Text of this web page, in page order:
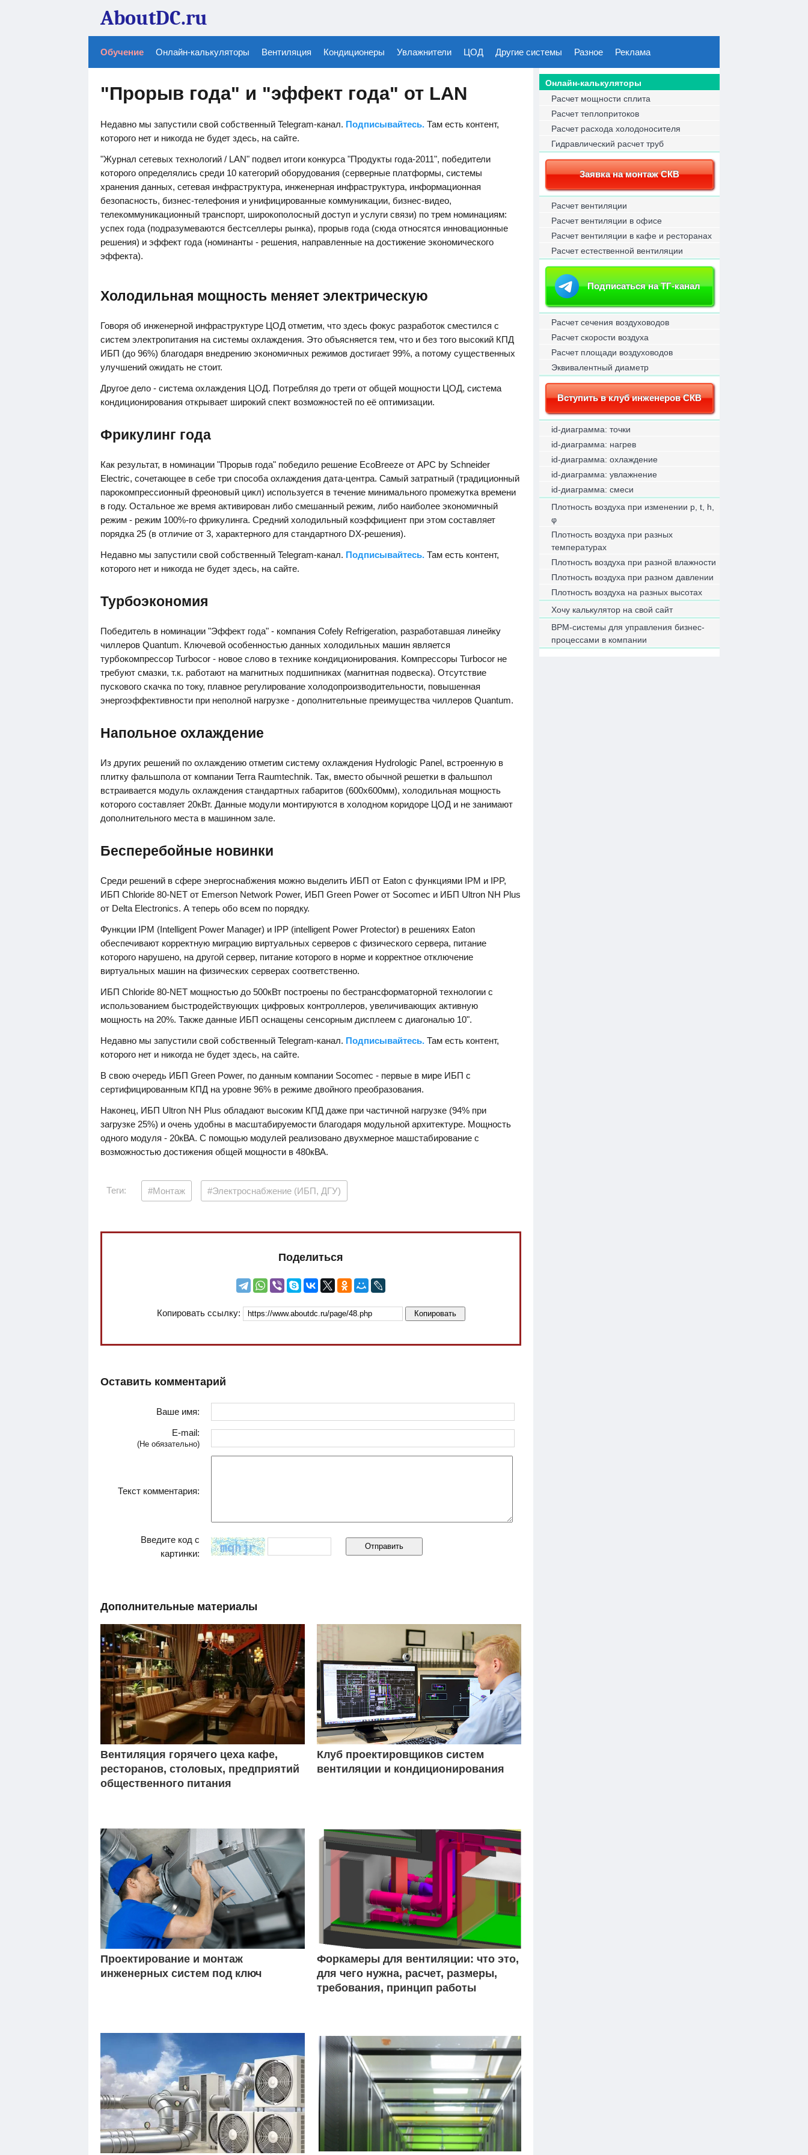
AboutDC.ru
Обучение Онлайн-калькуляторы Вентиляция Кондиционеры Увлажнители ЦОД Другие системы Разное Реклама
"Прорыв года" и "эффект года" от LAN
Недавно мы запустили свой собственный Telegram-канал. Подписывайтесь. Там есть контент,
которого нет и никогда не будет здесь, на сайте.
"Журнал сетевых технологий / LAN" подвел итоги конкурса "Продукты года-2011", победители
которого определялись среди 10 категорий оборудования (серверные платформы, системы
хранения данных, сетевая инфраструктура, инженерная инфраструктура, информационная
безопасность, бизнес-телефония и унифицированные коммуникации, бизнес-видео,
телекоммуникационный транспорт, широкополосный доступ и услуги связи) по трем номинациям:
успех года (подразумеваются бестселлеры рынка), прорыв года (сюда относятся инновационные
решения) и эффект года (номинанты - решения, направленные на достижение экономического
эффекта).
Холодильная мощность меняет электрическую
Говоря об инженерной инфраструктуре ЦОД отметим, что здесь фокус разработок сместился с
систем электропитания на системы охлаждения. Это объясняется тем, что и без того высокий КПД
ИБП (до 96%) благодаря внедрению экономичных режимов достигает 99%, а потому существенных
улучшений ожидать не стоит.
Другое дело - система охлаждения ЦОД. Потребляя до трети от общей мощности ЦОД, система
кондиционирования открывает широкий спект возможностей по её оптимизации.
Фрикулинг года
Как результат, в номинации "Прорыв года" победило решение EcoBreeze от APC by Schneider
Electric, сочетающее в себе три способа охлаждения дата-центра. Самый затратный (традиционный
парокомпрессионный фреоновый цикл) используется в течение минимального промежутка времени
в году. Остальное же время активирован либо смешанный режим, либо наиболее экономичный
режим - режим 100%-го фрикулинга. Средний холодильный коэффициент при этом составляет
порядка 25 (в отличие от 3, характерного для стандартного DX-решения).
Недавно мы запустили свой собственный Telegram-канал. Подписывайтесь. Там есть контент,
которого нет и никогда не будет здесь, на сайте.
Турбоэкономия
Победитель в номинации "Эффект года" - компания Cofely Refrigeration, разработавшая линейку
чиллеров Quantum. Ключевой особенностью данных холодильных машин является
турбокомпрессор Turbocor - новое слово в технике кондиционирования. Компрессоры Turbocor не
требуют смазки, т.к. работают на магнитных подшипниках (магнитная подвеска). Отсутствие
пускового скачка по току, плавное регулирование холодопроизводительности, повышенная
энергоэффективности при неполной нагрузке - дополнительные преимущества чиллеров Quantum.
Напольное охлаждение
Из других решений по охлаждению отметим систему охлаждения Hydrologic Panel, встроенную в
плитку фальшпола от компании Terra Raumtechnik. Так, вместо обычной решетки в фальшпол
встраивается модуль охлаждения стандартных габаритов (600х600мм), холодильная мощность
которого составляет 20кВт. Данные модули монтируются в холодном коридоре ЦОД и не занимают
дополнительного места в машинном зале.
Бесперебойные новинки
Среди решений в сфере энергоснабжения можно выделить ИБП от Eaton с функциями IPM и IPP,
ИБП Chloride 80-NET от Emerson Network Power, ИБП Green Power от Socomec и ИБП Ultron NH Plus
от Delta Electronics. А теперь обо всем по порядку.
Функции IPM (Intelligent Power Manager) и IPP (intelligent Power Protector) в решениях Eaton
обеспечивают корректную миграцию виртуальных серверов с физического сервера, питание
которого нарушено, на другой сервер, питание которого в норме и корректное отключение
виртуальных машин на физических серверах соответственно.
ИБП Chloride 80-NET мощностью до 500кВт построены по бестрансформаторной технологии с
использованием быстродействующих цифровых контроллеров, увеличивающих активную
мощность на 20%. Также данные ИБП оснащены сенсорным дисплеем с диагональю 10".
Недавно мы запустили свой собственный Telegram-канал. Подписывайтесь. Там есть контент,
которого нет и никогда не будет здесь, на сайте.
В свою очередь ИБП Green Power, по данным компании Socomec - первые в мире ИБП с
сертифицированным КПД на уровне 96% в режиме двойного преобразования.
Наконец, ИБП Ultron NH Plus обладают высоким КПД даже при частичной нагрузке (94% при
загрузке 25%) и очень удобны в масштабируемости благодаря модульной архитектуре. Мощность
одного модуля - 20кВА. С помощью модулей реализовано двухмерное машстабирование с
возможностью достижения общей мощности в 480кВА.
Теги: #Монтаж #Электроснабжение (ИБП, ДГУ)
Поделиться
Копировать ссылку: Копировать
Оставить комментарий
Ваше имя:
E-mail:
(Не обязательно)
Текст комментария:
Введите код с
картинки:
Дополнительные материалы
Вентиляция горячего цеха кафе,
ресторанов, столовых, предприятий
общественного питания
Клуб проектировщиков систем
вентиляции и кондиционирования
Проектирование и монтаж
инженерных систем под ключ
Форкамеры для вентиляции: что это,
для чего нужна, расчет, размеры,
требования, принцип работы
Онлайн-калькуляторы
Расчет мощности сплита
Расчет теплопритоков
Расчет расхода холодоносителя
Гидравлический расчет труб
Заявка на монтаж СКВ
Расчет вентиляции
Расчет вентиляции в офисе
Расчет вентиляции в кафе и ресторанах
Расчет естественной вентиляции
Подписаться на ТГ-канал
Расчет сечения воздуховодов
Расчет скорости воздуха
Расчет площади воздуховодов
Эквивалентный диаметр
Вступить в клуб инженеров СКВ
id-диаграмма: точки
id-диаграмма: нагрев
id-диаграмма: охлаждение
id-диаграмма: увлажнение
id-диаграмма: смеси
Плотность воздуха при изменении p, t, h,
φ
Плотность воздуха при разных
температурах
Плотность воздуха при разной влажности
Плотность воздуха при разном давлении
Плотность воздуха на разных высотах
Хочу калькулятор на свой сайт
BPM-системы для управления бизнес-
процессами в компании